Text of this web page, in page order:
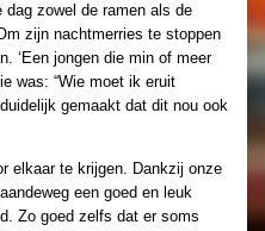
zowel de ramen als de
zijn nachtmerries te stoppen
‘Een jongen die min of meer
was: “Wie moet ik eruit
gemaakt dat dit nou ook
elkaar te krijgen. Dankzij onze
een goed en leuk
Zo goed zelfs dat er soms